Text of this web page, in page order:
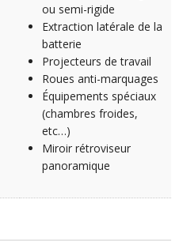
ou semi-rigide
Extraction latérale de la
batterie
Projecteurs de travail
Roues anti-marquages
Équipements spéciaux
(chambres froides,
etc…)
Miroir rétroviseur
panoramique